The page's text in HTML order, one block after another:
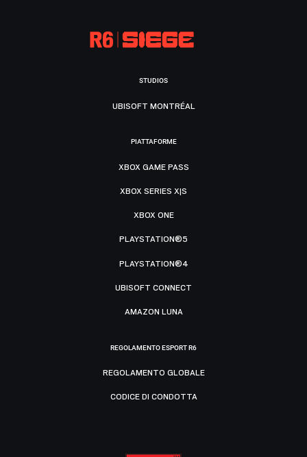
STUDIOS
UBISOFT MONTRÉAL
PIATTAFORME
XBOX GAME PASS
XBOX SERIES X|S
XBOX ONE
PLAYSTATION®5
PLAYSTATION®4
UBISOFT CONNECT
AMAZON LUNA
REGOLAMENTO ESPORT R6
REGOLAMENTO GLOBALE
CODICE DI CONDOTTA